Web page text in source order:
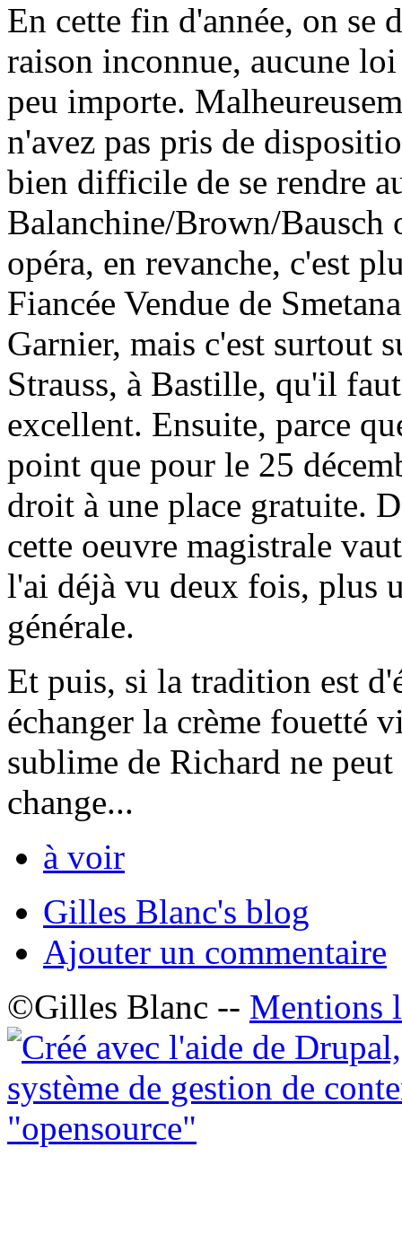
En cette fin d'année, on se
raison inconnue, aucune
peu importe.
n'avez pas pris de
bien difficile de se rendre
Balanchine/Brown/Bausch
opéra, en revanche, c'est
Fiancée Vendue de
Garnier, mais c'est surtout
Strauss, à Bastille, qu'il
excellent. Ensuite, parce
point que pour le 25
droit à une place gratuite.
cette oeuvre magistrale
l'ai déjà vu deux fois, plus
générale.
Et puis, si la tradition est
échanger la crème fouetté
sublime de Richard ne
change...
à voir
Gilles Blanc's blog
Ajouter un commentaire
©Gilles Blanc -- Mentions